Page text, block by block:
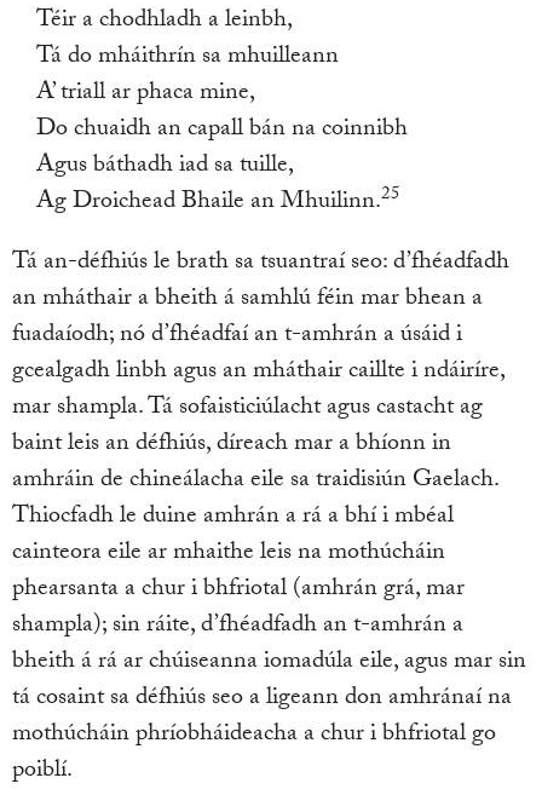
Téir a chodhladh a leinbh,
Tá do mháithrín sa mhuilleann
A’ triall ar phaca mine,
Do chuaidh an capall bán na coinnibh
Agus báthadh iad sa tuille,
Ag Droichead Bhaile an Mhuilinn.25
Tá an-défhiús le brath sa tsuantraí seo: d’fhéadfadh
an mháthair a bheith á samhlú féin mar bhean a
fuadaíodh; nó d’fhéadfaí an t-amhrán a úsáid i
gcealgadh linbh agus an mháthair caillte i ndáiríre,
mar shampla. Tá sofaisticiúlacht agus castacht ag
baint leis an défhiús, díreach mar a bhíonn in
amhráin de chineálacha eile sa traidisiún Gaelach.
Thiocfadh le duine amhrán a rá a bhí i mbéal
cainteora eile ar mhaithe leis na mothúcháin
phearsanta a chur i bhfriotal (amhrán grá, mar
shampla); sin ráite, d’fhéadfadh an t-amhrán a
bheith á rá ar chúiseanna iomadúla eile, agus mar sin
tá cosaint sa défhiús seo a ligeann don amhránaí na
mothúcháin phríobháideacha a chur i bhfriotal go
poiblí.